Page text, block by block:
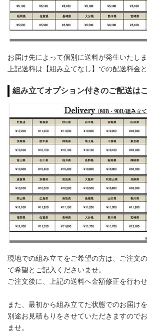
お届け先によって個別に送料が発生いたしま
上記送料は【組み立てなし】での配送料金と
組み立てオプション付きのご配送は
現地での組み立てをご希望の方は、ご注文
て希望とご記入くださいませ。
ご注文後に、上記の送料へ金額修正を行わ
また、最初から組み立てた状態でのお届け
別途お見積もりをさせていただきますので
ませ。